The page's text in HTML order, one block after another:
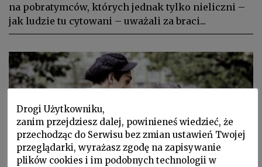
na pobratymców, których jednak tylko nieliczni –
jak ludzie tu cytowani – uważali za braci...
Drogi Użytkowniku,
zanim przejdziesz dalej, powinieneś wiedzieć, że
przechodząc do Serwisu bez zmian ustawień Twojej
przeglądarki, wyrażasz zgodę na zapisywanie
plików cookies i im podobnych technologii w